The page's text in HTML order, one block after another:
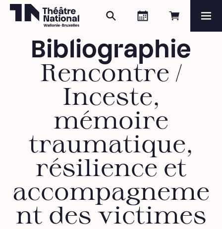
Réserver
Agenda
Rechercher
Magazine
Programme
Bibliographie
Rencontre /
Inceste,
mémoire
traumatique,
résilience et
accompagneme
nt des victimes